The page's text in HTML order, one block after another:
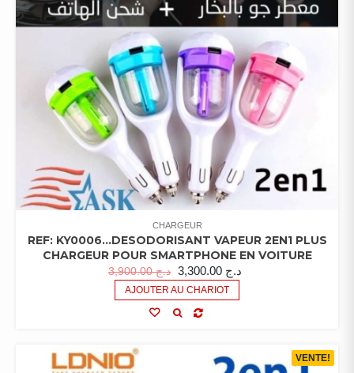
CHARGEUR
REF: KY0006…DESODORISANT VAPEUR 2EN1 PLUS
CHARGEUR POUR SMARTPHONE EN VOITURE
د.ج3,900.00 د.ج
AJOUTER AU CHARIOT
VENTE!